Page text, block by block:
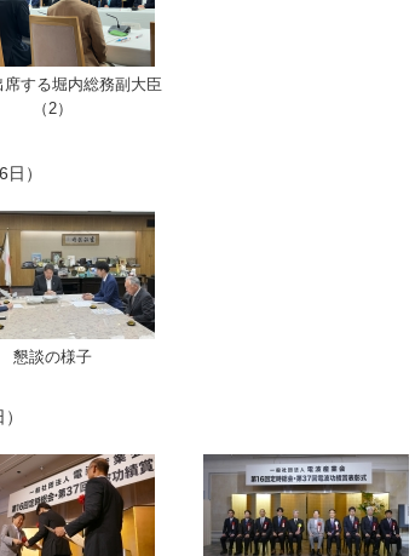
席する堀内総務副大臣
（2）
）
懇談の様子